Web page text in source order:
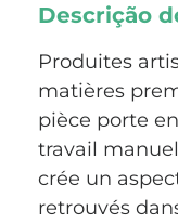
Descrição
Produites
matières
pièce porte
travail
crée un
retrouvés